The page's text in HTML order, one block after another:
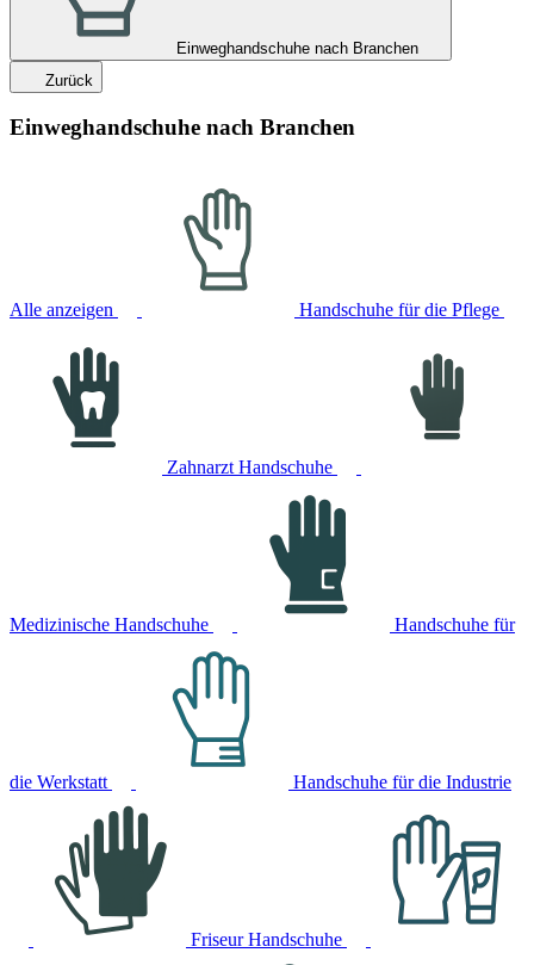
Einweghandschuhe nach Branchen
Zurück
Einweghandschuhe nach Branchen
Alle anzeigen Handschuhe für die Pflege
Zahnarzt Handschuhe
Medizinische Handschuhe Handschuhe für
die Werkstatt Handschuhe für die Industrie
Friseur Handschuhe